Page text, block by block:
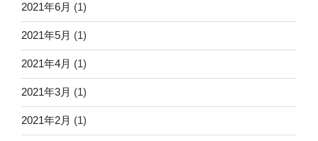
2021年6月 (1)
2021年5月 (1)
2021年4月 (1)
2021年3月 (1)
2021年2月 (1)